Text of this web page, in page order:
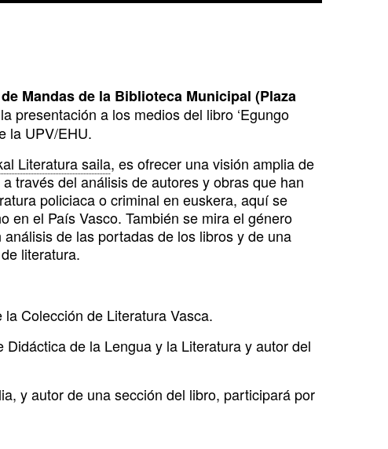
Mandas de la Biblioteca Municipal (Plaza
presentación a los medios del libro ‘Egungo
la UPV/EHU.
Literatura saila, es ofrecer una visión amplia de
través del análisis de autores y obras que han
policiaca o criminal en euskera, aquí se
en el País Vasco. También se mira el género
de las portadas de los libros y de una
literatura.
Colección de Literatura Vasca.
de la Lengua y la Literatura y autor del
y autor de una sección del libro, participará por